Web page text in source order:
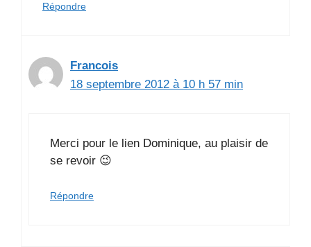
Répondre
Francois
18 septembre 2012 à 10 h 57 min
Merci pour le lien Dominique, au plaisir de
se revoir 😉
Répondre